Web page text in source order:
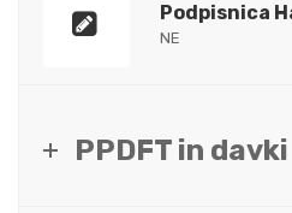
Podpisnica
NE
PPDFT in davki